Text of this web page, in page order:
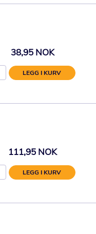
38,95 NOK
LEGG I KURV
111,95 NOK
LEGG I KURV